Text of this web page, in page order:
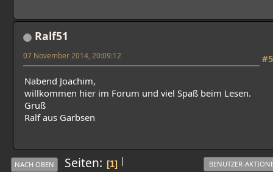
Ralf51
#5
07 November 2014, 20:09:12
Nabend Joachim,
willkommen hier im Forum und viel Spaß beim Lesen.
Gruß
Ralf aus Garbsen
|
NACH OBEN Seiten 1 BENUTZER-